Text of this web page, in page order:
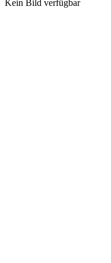
Kein Bild verfügbar